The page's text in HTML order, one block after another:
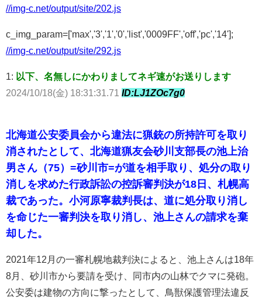
//img-c.net/output/site/202.js
c_img_param=['max','3','1','0','list','0009FF','off','pc','14'];
//img-c.net/output/site/292.js
1: 以下、名無しにかわりましてネギ速がお送りします
2024/10/18(金) 18:31:31.71 ID:LJ1ZOc7g0
北海道公安委員会から違法に猟銃の所持許可を取り
消されたとして、北海道猟友会砂川支部長の池上治
男さん（75）=砂川市=が道を相手取り、処分の取り
消しを求めた行政訴訟の控訴審判決が18日、札幌高
裁であった。小河原寧裁判長は、道に処分取り消し
を命じた一審判決を取り消し、池上さんの請求を棄
却した。
2021年12月の一審札幌地裁判決によると、池上さんは18年
8月、砂川市から要請を受け、同市内の山林でクマに発砲。
公安委は建物の方向に撃ったとして、鳥獣保護管理法違反